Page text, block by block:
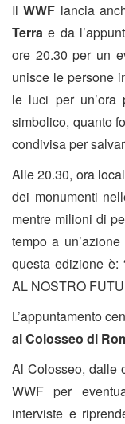
IlWWF lancia
Terrae da
ore 20.30 per un
unisce le persone
le luci per un’ora
simbolico, quanto
condivisa per
Alle 20.30, ora
dei monumenti
mentre milioni di
tempo a
questa edizione è:
AL NOSTRO
L’appuntamento
al Colosseo di
Al Colosseo, dalle
WWF per
interviste e